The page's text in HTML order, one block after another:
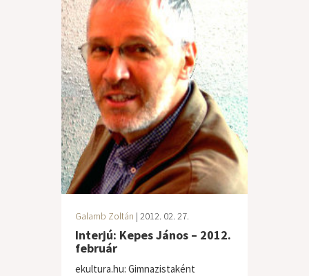
Galamb Zoltán | 2012. 02. 27.
Interjú: Kepes János – 2012.
február
ekultura.hu: Gimnazistaként